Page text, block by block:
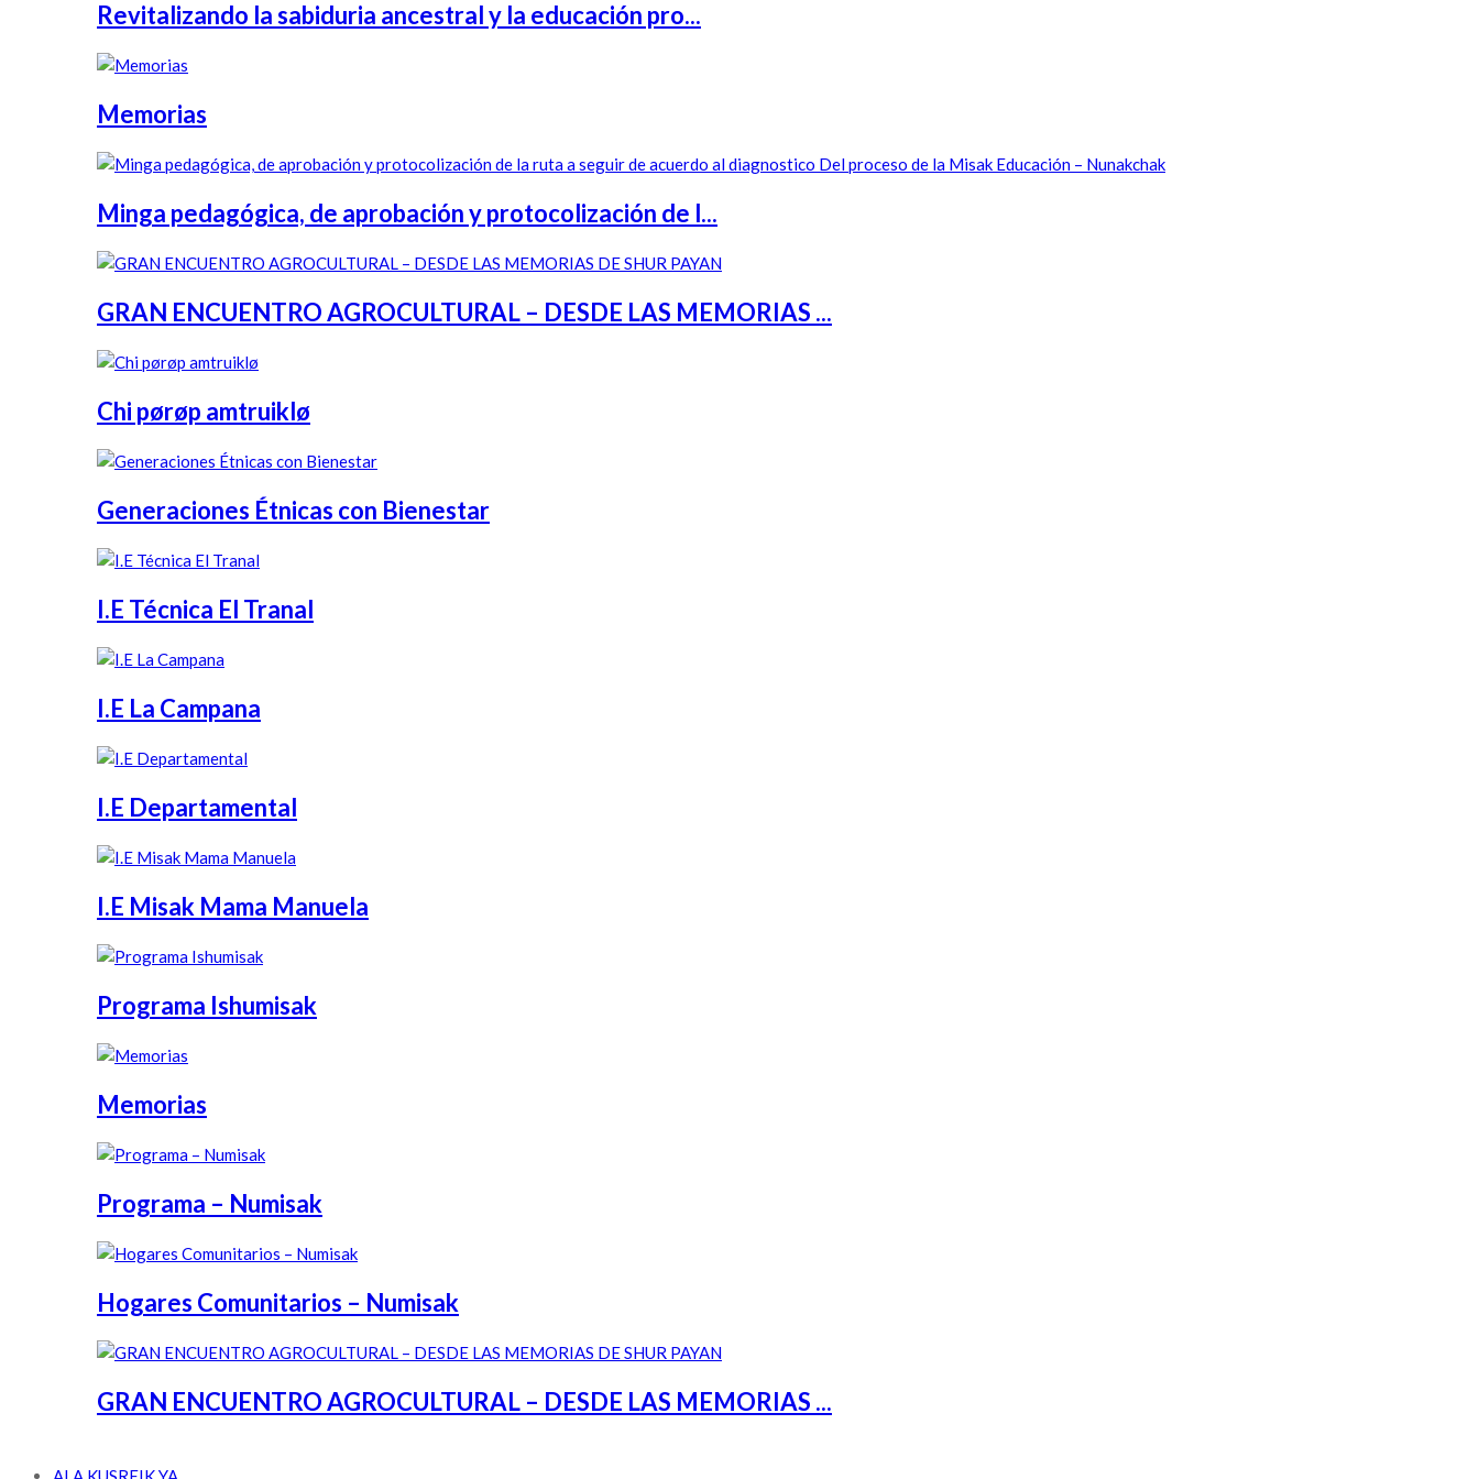
Revitalizando la sabiduria ancestral y la educación pro...
Memorias
Minga pedagógica, de aprobación y protocolización de l...
GRAN ENCUENTRO AGROCULTURAL – DESDE LAS MEMORIAS ...
Chi pørøp amtruiklø
Generaciones Étnicas con Bienestar
I.E Técnica El Tranal
I.E La Campana
I.E Departamental
I.E Misak Mama Manuela
Programa Ishumisak
Memorias
Programa – Numisak
Hogares Comunitarios – Numisak
GRAN ENCUENTRO AGROCULTURAL – DESDE LAS MEMORIAS ...